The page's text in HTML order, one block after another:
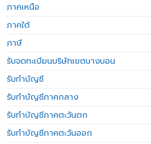
ภาคเหนือ
ภาคใต้
ภาษี
รับจดทะเบียนบริษัทเขตบางบอน
รับทำบัญชี
รับทำบัญชีภาคกลาง
รับทำบัญชีภาคตะวันตก
รับทำบัญชีภาคตะวันออก